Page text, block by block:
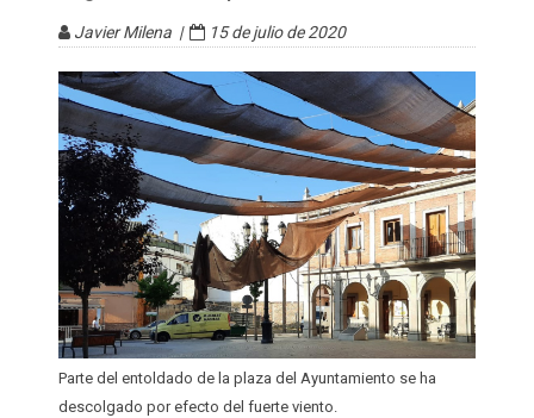
Javier Milena | 15 de julio de 2020
Parte del entoldado de la plaza del Ayuntamiento se ha
descolgado por efecto del fuerte viento.